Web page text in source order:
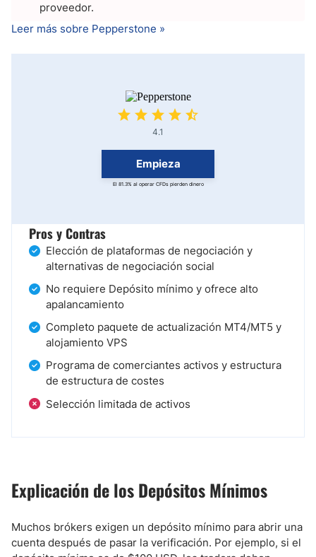
proveedor.
Leer más sobre Pepperstone »
4.1
Empieza
El 81.3% al operar CFDs pierden dinero
Pros y Contras
Elección de plataformas de negociación y
alternativas de negociación social
No requiere Depósito mínimo y ofrece alto
apalancamiento
Completo paquete de actualización MT4/MT5 y
alojamiento VPS
Programa de comerciantes activos y estructura
de estructura de costes
Selección limitada de activos
Explicación de los Depósitos Mínimos
Muchos brókers exigen un depósito mínimo para abrir una
cuenta después de pasar la verificación. Por ejemplo, si el